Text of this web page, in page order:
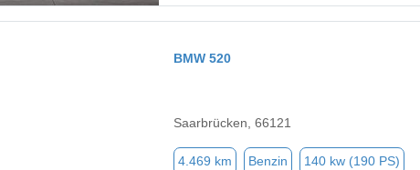
BMW 520
Saarbrücken, 66121
4.469 km Benzin 140 kw (190 PS)